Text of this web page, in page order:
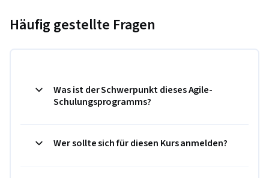
Häufig gestellte Fragen
Was ist der Schwerpunkt dieses Agile-
Schulungsprogramms?
Wer sollte sich für diesen Kurs anmelden?